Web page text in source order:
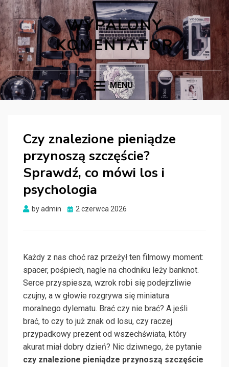
WYPALONY
KOMENTATOR
MENU
Czy znalezione pieniądze
przynoszą szczęście?
Sprawdź, co mówi los i
psychologia
byadmin
Posted
2 czerwca 2026
Każdy z nas choć raz przeżył ten filmowy moment:
spacer, pośpiech, nagle na chodniku leży banknot.
Serce przyspiesza, wzrok robi się podejrzliwie
czujny, a w głowie rozgrywa się miniatura
moralnego dylematu. Brać czy nie brać? A jeśli
brać, to czy to już znak od losu, czy raczej
przypadkowy prezent od wszechświata, który
akurat miał dobry dzień? Nic dziwnego, że pytanie
czy znalezione pieniądze przynoszą szczęście